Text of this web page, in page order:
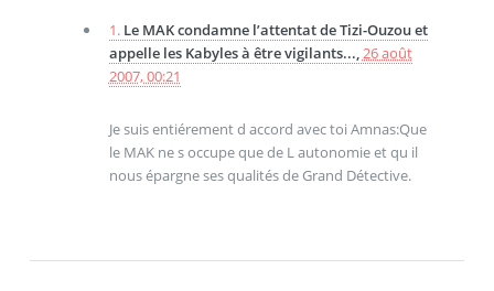
1. Le MAK condamne l’attentat de Tizi-Ouzou et
appelle les Kabyles à être vigilants...,26 août
2007, 00:21
Je suis entiérement d accord avec toi Amnas:Que
le MAK ne s occupe que de L autonomie et qu il
nous épargne ses qualités de Grand Détective.